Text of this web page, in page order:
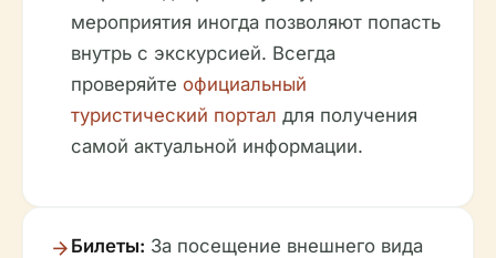
мероприятия иногда позволяют попасть
внутрь с экскурсией. Всегда
проверяйте официальный
туристический портал для получения
самой актуальной информации.
Билеты: За посещение внешнего вида